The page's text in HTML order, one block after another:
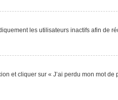
les utilisateurs inactifs afin de
et cliquer sur « J’ai perdu mon mot de